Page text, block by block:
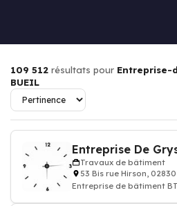
109 512 résultats pour Entreprise-
BUEIL
Entreprise De
Travaux de bâtiment
53 Bis rue Hirson,
Entreprise de bâtiment